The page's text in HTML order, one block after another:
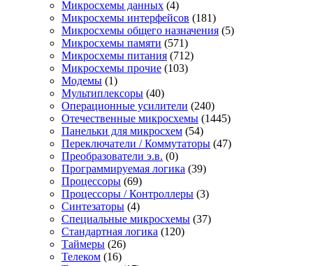
Микросхемы данных (4)
Микросхемы интерфейсов (181)
Микросхемы общего назначения (5)
Микросхемы памяти (571)
Микросхемы питания (712)
Микросхемы прочие (103)
Модемы (1)
Мультиплексоры (40)
Операционные усилители (240)
Отечественные микросхемы (1445)
Панельки для микросхем (54)
Переключатели / Коммутаторы (47)
Преобразователи э.в. (0)
Программируемая логика (39)
Процессоры (69)
Процессоры / Контроллеры (3)
Синтезаторы (4)
Специальные микросхемы (37)
Стандартная логика (120)
Таймеры (26)
Телеком (16)